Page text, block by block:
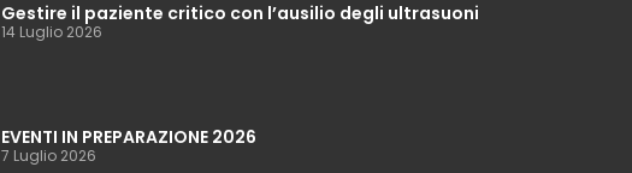
Gestire il paziente critico con l’ausilio degli ultrasuoni
14 Luglio 2026
EVENTI IN PREPARAZIONE 2026
7 Luglio 2026